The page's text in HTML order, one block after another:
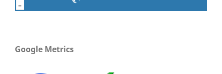
Google Metrics